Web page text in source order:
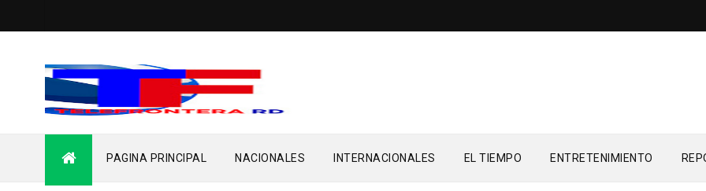
PAGINA PRINCIPAL NACIONALES INTERNACIONALES EL TIEMPO ENTRETENIMIENTO